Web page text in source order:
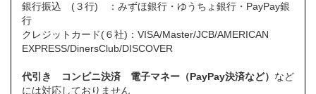
銀行振込 (３行) ：みずほ銀行・ゆうちょ銀行・PayPay銀
行
クレジットカード(６社)：VISA/Master/JCB/AMERICAN
EXPRESS/DinersClub/DISCOVER
代引き コンビニ決済 電子マネー（PayPay決済など） など
には対応しておりません